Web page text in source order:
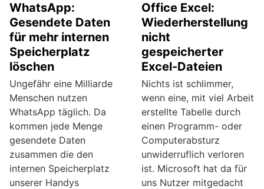
WhatsApp:
Gesendete Daten
für mehr internen
Speicherplatz
löschen
Ungefähr eine Milliarde
Menschen nutzen
WhatsApp täglich. Da
kommen jede Menge
gesendete Daten
zusammen die den
internen Speicherplatz
unserer Handys
Office Excel:
Wiederherstellung
nicht
gespeicherter
Excel-Dateien
Nichts ist schlimmer,
wenn eine, mit viel Arbeit
erstellte Tabelle durch
einen Programm- oder
Computerabsturz
unwiderruflich verloren
ist. Microsoft hat da für
uns Nutzer mitgedacht